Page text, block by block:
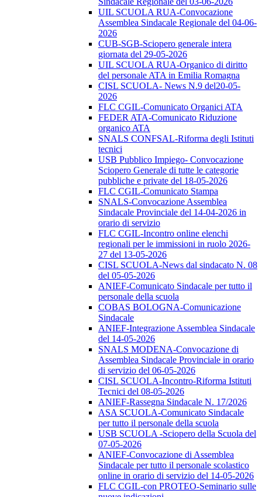
UIL SCUOLA RUA-Convocazione
Assemblea Sindacale Regionale del 04-06-
2026
CUB-SGB-Sciopero generale intera
giornata del 29-05-2026
UIL SCUOLA RUA-Organico di diritto
del personale ATA in Emilia Romagna
CISL SCUOLA- News N.9 del20-05-
2026
FLC CGIL-Comunicato Organici ATA
FEDER ATA-Comunicato Riduzione
organico ATA
SNALS CONFSAL-Riforma degli Istituti
tecnici
USB Pubblico Impiego- Convocazione
Sciopero Generale di tutte le categorie
pubbliche e private del 18-05-2026
FLC CGIL-Comunicato Stampa
SNALS-Convocazione Assemblea
Sindacale Provinciale del 14-04-2026 in
orario di servizio
FLC CGIL-Incontro online elenchi
regionali per le immissioni in ruolo 2026-
27 del 13-05-2026
CISL SCUOLA-News dal sindacato N. 08
del 05-05-2026
ANIEF-Comunicato Sindacale per tutto il
personale della scuola
COBAS BOLOGNA-Comunicazione
Sindacale
ANIEF-Integrazione Assemblea Sindacale
del 14-05-2026
SNALS MODENA-Convocazione di
Assemblea Sindacale Provinciale in orario
di servizio del 06-05-2026
CISL SCUOLA-Incontro-Riforma Istituti
Tecnici del 08-05-2026
ANIEF-Rassegna Sindacale N. 17/2026
ASA SCUOLA-Comunicato Sindacale
per tutto il personale della scuola
USB SCUOLA -Sciopero della Scuola del
07-05-2026
ANIEF-Convocazione di Assemblea
Sindacale per tutto il personale scolastico
online in orario di servizio del 14-05-2026
FLC CGIL-con PROTEO-Seminario sulle